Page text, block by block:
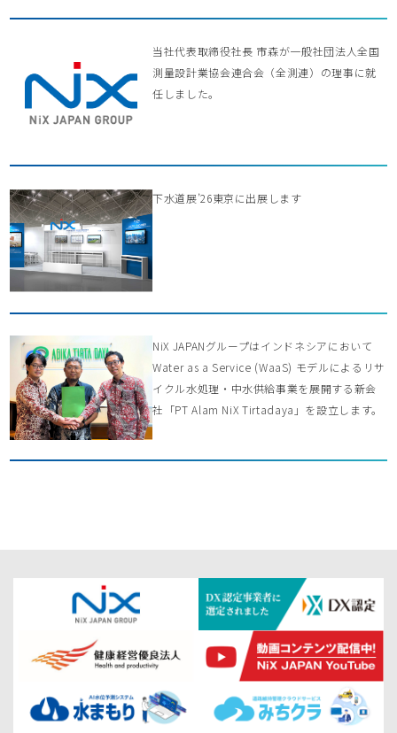
当社代表取締役社長 市森が一般社団法人全国
測量設計業協会連合会（全測連）の理事に就
任しました。
下水道展’26東京に出展します
NiX JAPANグループはインドネシアにおいて
Water as a Service (WaaS) モデルによるリサ
イクル水処理・中水供給事業を展開する新会
社「PT Alam NiX Tirtadaya」を設立します。